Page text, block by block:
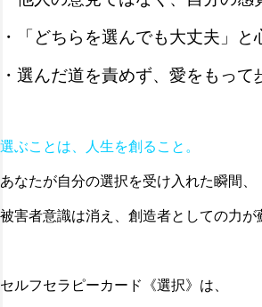
・「どちらを選んでも大丈夫」と
・選んだ道を責めず、愛をもって
選ぶことは、人生を創ること。
あなたが自分の選択を受け入れた瞬間、
被害者意識は消え、創造者としての力が
セルフセラピーカード《選択》は、